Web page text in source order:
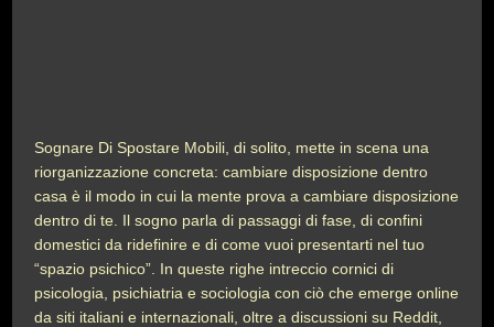
Sognare Di Spostare Mobili, di solito, mette in scena una
riorganizzazione concreta: cambiare disposizione dentro
casa è il modo in cui la mente prova a cambiare disposizione
dentro di te. Il sogno parla di passaggi di fase, di confini
domestici da ridefinire e di come vuoi presentarti nel tuo
“spazio psichico”. In queste righe intreccio cornici di
psicologia, psichiatria e sociologia con ciò che emerge online
da siti italiani e internazionali, oltre a discussioni su Reddit,